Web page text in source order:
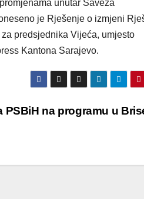
unutar Saveza
je Rješenje o izmjeni
predsjednika Vijeća, umjesto
Kantona Sarajevo.
PSBiH na programu u